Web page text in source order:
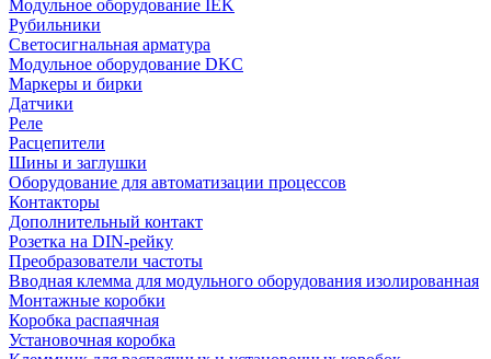
Модульное оборудование IEK
Рубильники
Светосигнальная арматура
Модульное оборудование DKC
Маркеры и бирки
Датчики
Реле
Расцепители
Шины и заглушки
Оборудование для автоматизации процессов
Контакторы
Дополнительный контакт
Розетка на DIN-рейку
Преобразователи частоты
Вводная клемма для модульного оборудования изолированная
Монтажные коробки
Коробка распаячная
Установочная коробка